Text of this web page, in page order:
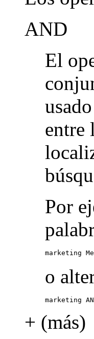
AND
El
entre
Por
marketing
o
marketing
+ (más)